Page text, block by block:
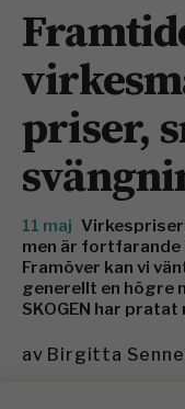
priser,
11 maj
men är fortfarande
Framöver kan vi
generellt en högre
SKOGEN har pratat
av Birgitta